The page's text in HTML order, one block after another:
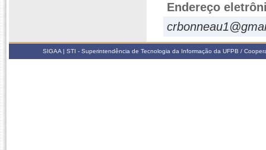
Endereço
SIGAA | STI - Superintendência de Tecnologia da Informação da UFPB /